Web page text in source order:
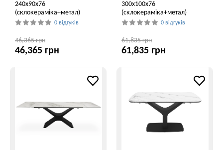
240x90x76
(склокераміка+метал)
0 відгуків
46,365 грн
46,365 грн
300x100x76
(склокераміка+метал)
0 відгуків
61,835 грн
61,835 грн